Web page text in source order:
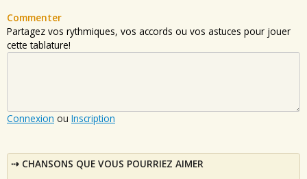
Commenter
Partagez vos rythmiques, vos accords ou vos astuces pour jouer
cette tablature!
Connexion ou Inscription
CHANSONS QUE VOUS POURRIEZ AIMER